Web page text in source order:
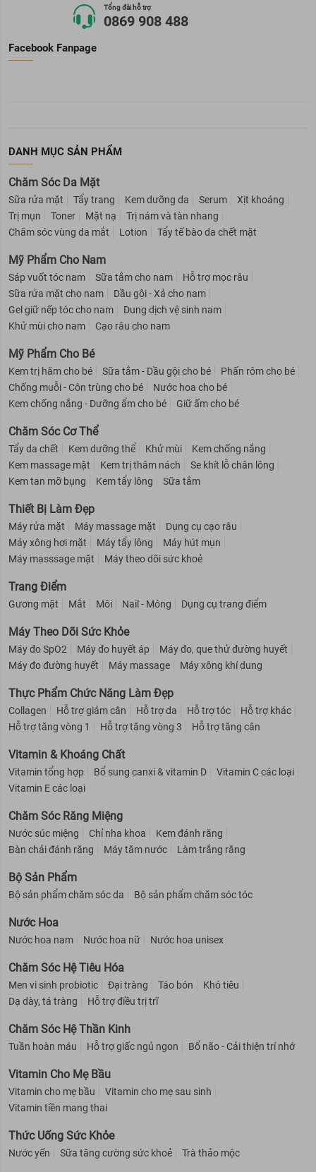
Tổng đài hỗ trợ
0869 908 488
Facebook Fanpage
DANH MỤC SẢN PHẨM
Chăm Sóc Da Mặt
Sữa rửa mặt Tẩy trang Kem dưỡng da Serum
Xịt khoáng
Trị mụn
Toner Mặt nạ
Trị nám và tàn nhang
Chăm sóc vùng da mắt
Lotion Tẩy tế bào da chết mặt
Mỹ Phẩm Cho Nam
Sáp vuốt tóc nam Sữa tắm cho nam
Hỗ trợ mọc râu
Sữa rửa mặt cho nam
Dầu gội - Xả cho nam
Gel giữ nếp tóc cho nam
Dung dịch vệ sinh nam
Khử mùi cho nam
Cạo râu cho nam
Mỹ Phẩm Cho Bé
Kem trị hăm cho bé Sữa tắm - Dầu gội cho bé
Phấn rôm cho bé
Chống muỗi - Côn trùng cho bé
Nước hoa cho bé
Kem chống nắng - Dưỡng ẩm cho bé
Giữ ấm cho bé
Chăm Sóc Cơ Thể
Tẩy da chết Kem dưỡng thể Khử mùi
Kem chống nắng
Kem massage mặt
Kem trị thâm nách
Se khít lỗ chân lông
Kem tan mỡ bụng
Kem tẩy lông Sữa tắm
Thiết Bị Làm Đẹp
Máy rửa mặt Máy massage mặt
Dụng cụ cạo râu
Máy xông hơi mặt
Máy tẩy lông
Máy hút mụn
Máy masssage mặt
Máy theo dõi sức khoẻ
Trang Điểm
Gương mặt Mắt Môi Nail - Móng Dụng cụ trang điểm
Máy Theo Dõi Sức Khỏe
Máy đo SpO2 Máy đo huyết áp
Máy đo, que thử đường huyết
Máy đo đường huyết
Máy massage Máy xông khí dung
Thực Phẩm Chức Năng Làm Đẹp
Collagen Hỗ trợ giảm cân Hỗ trợ da Hỗ trợ tóc
Hỗ trợ khác
Hỗ trợ tăng vòng 1
Hỗ trợ tăng vòng 3 Hỗ trợ tăng cân
Vitamin & Khoáng Chất
Vitamin tổng hợp Bổ sung canxi & vitamin D
Vitamin C các loại
Vitamin E các loại
Chăm Sóc Răng Miệng
Nước súc miệng Chỉ nha khoa
Kem đánh răng
Bàn chải đánh răng
Máy tăm nước Làm trắng răng
Bộ Sản Phẩm
Bộ sản phẩm chăm sóc da Bộ sản phẩm chăm sóc tóc
Nước Hoa
Nước hoa nam Nước hoa nữ Nước hoa unisex
Chăm Sóc Hệ Tiêu Hóa
Men vi sinh probiotic Đại tràng Táo bón
Khó tiêu
Dạ dày, tá tràng
Hỗ trợ điều trị trĩ
Chăm Sóc Hệ Thần Kinh
Tuần hoàn máu Hỗ trợ giấc ngủ ngon Bổ não - Cải thiện trí nhớ
Vitamin Cho Mẹ Bầu
Vitamin cho mẹ bầu
Vitamin cho mẹ sau sinh
Vitamin tiền mang thai
Thức Uống Sức Khỏe
Nước yến Sữa tăng cường sức khoẻ Trà thảo mộc